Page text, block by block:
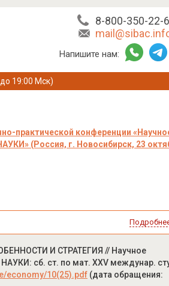
8-800-350-22-
Напишите нам:
19:00 Мск)
практической конференции
(Россия, г. Новосибирск, 23
И СТРАТЕГИЯ // Научное
сб. ст. по мат. XXV междунар.
economy/10(25).pdf(дата обращения: